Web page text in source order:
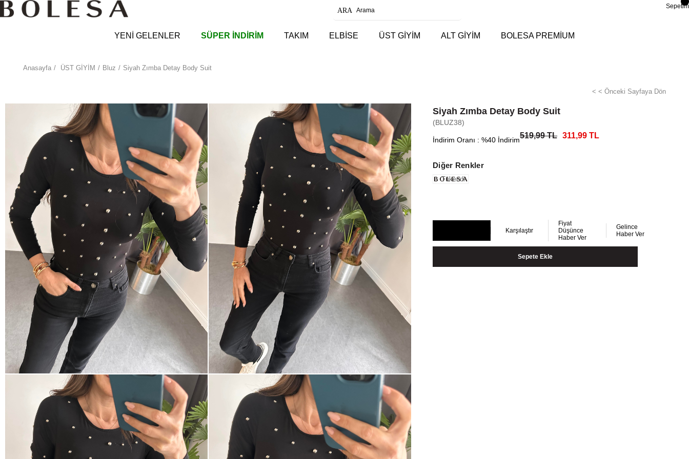
Sepetim
YENİ GELENLER SÜPER İNDİRİM TAKIM ELBİSE ÜST GİYİM ALT GİYİM BOLESA PREMİUM
Anasayfa ÜST GİYİM Bluz Siyah Zımba Detay Body Suit
< < Önceki Sayfaya Dön
Siyah Zımba Detay Body Suit
(BLUZ38)
İndirim Oranı : %40 İndirim519,99 TL 311,99 TL
Diğer Renkler
Tükendi
Karşılaştır
Fiyat
Düşünce
Haber Ver
Gelince
Haber Ver